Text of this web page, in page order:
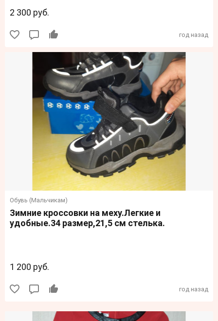
2 300 руб.
год назад
Обувь (Мальчикам)
Зимние кроссовки на меху.Легкие и
удобные.34 размер,21,5 см стелька.
1 200 руб.
год назад